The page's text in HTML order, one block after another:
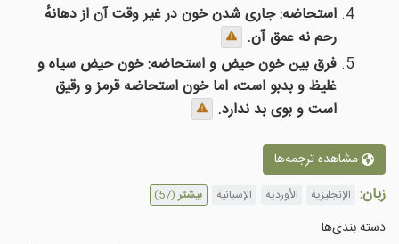
استحاضه: جاری شدن خون در غیر وقت آن از دهانهٔ
رحم نه عمق آن.
فرق بین خون حیض و استحاضه: خون حیض سیاه و
غلیظ و بدبو است، اما خون استحاضه قرمز و رقیق
است و بوی بد ندارد.
مشاهده ترجمه‌ها
زبان: الإنجليزية الأوردية الإسبانية بیشتر(57)
دسته بندى‌ها